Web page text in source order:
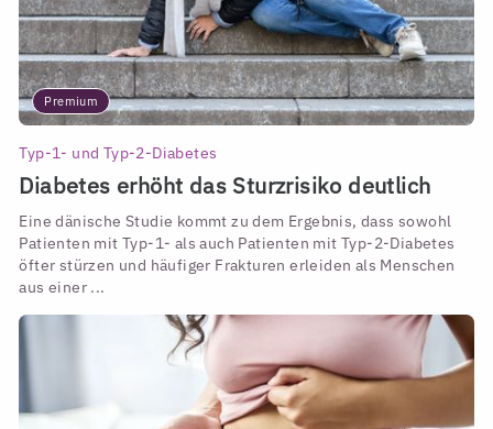
Premium
Typ-1- und Typ-2-Diabetes
Diabetes erhöht das Sturzrisiko deutlich
Eine dänische Studie kommt zu dem Ergebnis, dass sowohl
Patienten mit Typ-1- als auch Patienten mit Typ-2-Diabetes
öfter stürzen und häufiger Frakturen erleiden als Menschen
aus einer ...